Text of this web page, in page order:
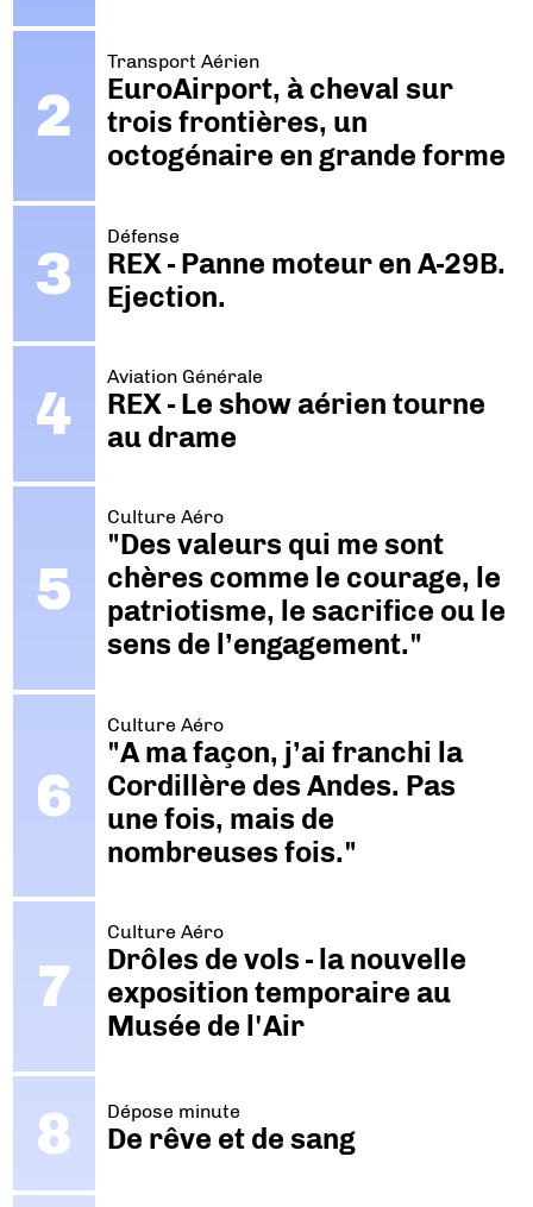
Transport Aérien
EuroAirport, à cheval sur
trois frontières, un
octogénaire en grande forme
Défense
REX - Panne moteur en A-29B.
Ejection.
Aviation Générale
REX - Le show aérien tourne
au drame
Culture Aéro
"Des valeurs qui me sont
chères comme le courage, le
patriotisme, le sacrifice ou le
sens de l’engagement."
Culture Aéro
"A ma façon, j’ai franchi la
Cordillère des Andes. Pas
une fois, mais de
nombreuses fois."
Culture Aéro
Drôles de vols - la nouvelle
exposition temporaire au
Musée de l'Air
Dépose minute
De rêve et de sang